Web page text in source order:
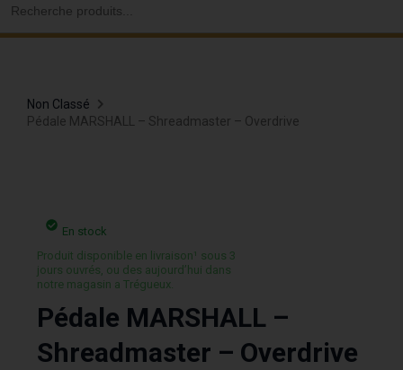
Non Classé
Pédale MARSHALL – Shreadmaster – Overdrive
En stock
Produit disponible en livraison¹ sous 3
jours ouvrés, ou des aujourd’hui dans
notre magasin a Trégueux.
Pédale MARSHALL –
Shreadmaster – Overdrive